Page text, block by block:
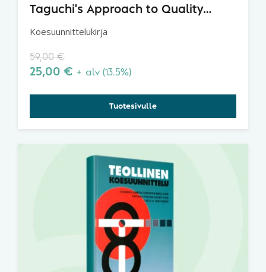
Taguchi's Approach to Quality
Koesuunnittelukirja
59,00€
25,00 € + alv (13.5%)
Tuotesivulle